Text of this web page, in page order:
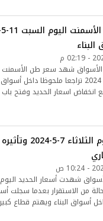
انخفاض سعر
الأسواق شهد سعر طن الأسمنت
اليوم السبت 11 مايو 2024 تراجعا ملحوظا داخل أسواق
انخفاض اسعار الحديد وفتح باب
أسعار الحديد اليوم الثلاثاء 7-5-2024 وتأثيره
شهدت أسعار الحديد اليوم
الثلاثاء 7 مايو 2024 حالة من الاستقرار بعدما سجلت
أسواق البناء ويهتم قطاع